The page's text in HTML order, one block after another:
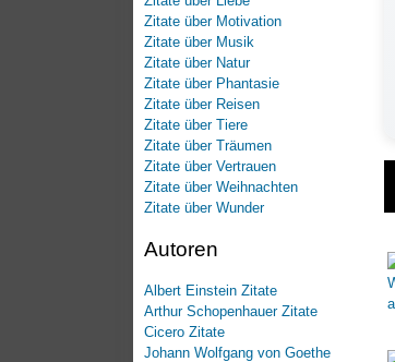
Zitate über Motivation
Zitate über Musik
Zitate über Natur
Zitate über Phantasie
Zitate über Reisen
Zitate über Tiere
Zitate über Träumen
Zitate über Vertrauen
Zitate über Weihnachten
Zitate über Wunder
Autoren
Albert Einstein Zitate
Arthur Schopenhauer Zitate
Cicero Zitate
Johann Wolfgang von Goethe